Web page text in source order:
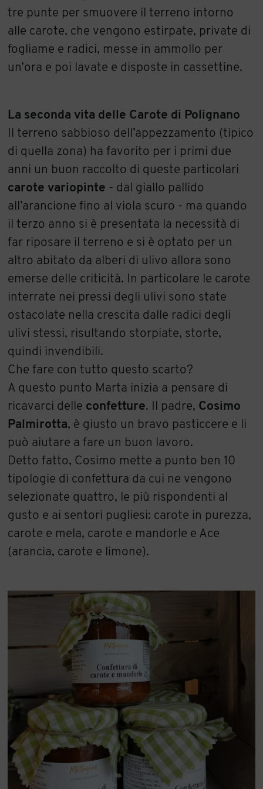
tre punte per smuovere il terreno intorno
alle carote, che vengono estirpate, private di
fogliame e radici, messe in ammollo per
un’ora e poi lavate e disposte in cassettine.
La seconda vita delle Carote di Polignano
Il terreno sabbioso dell’appezzamento (tipico
di quella zona) ha favorito per i primi due
anni un buon raccolto di queste particolari
carote variopinte - dal giallo pallido
all’arancione fino al viola scuro - ma quando
il terzo anno si è presentata la necessità di
far riposare il terreno e si è optato per un
altro abitato da alberi di ulivo allora sono
emerse delle criticità. In particolare le carote
interrate nei pressi degli ulivi sono state
ostacolate nella crescita dalle radici degli
ulivi stessi, risultando storpiate, storte,
quindi invendibili.
Che fare con tutto questo scarto?
A questo punto Marta inizia a pensare di
ricavarci delle confetture. Il padre, Cosimo
Palmirotta, è giusto un bravo pasticcere e li
può aiutare a fare un buon lavoro.
Detto fatto, Cosimo mette a punto ben 10
tipologie di confettura da cui ne vengono
selezionate quattro, le più rispondenti al
gusto e ai sentori pugliesi: carote in purezza,
carote e mela, carote e mandorle e Ace
(arancia, carote e limone).